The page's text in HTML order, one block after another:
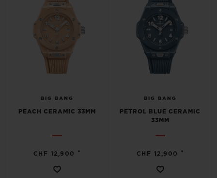
BIG BANG
PEACH CERAMIC 33MM
CHF 12,900 •
BIG BANG
PETROL BLUE CERAMIC
33MM
CHF 12,900 •